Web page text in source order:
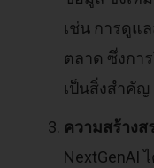
เช่น การดูแ
ตลาด ซึ่งกา
เป็นสิ่งสำคัญ
ความสร้าง
NextGenAI